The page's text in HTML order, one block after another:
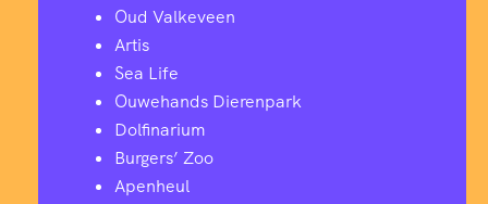
Oud Valkeveen
Artis
Sea Life
Ouwehands Dierenpark
Dolfinarium
Burgers’ Zoo
Apenheul